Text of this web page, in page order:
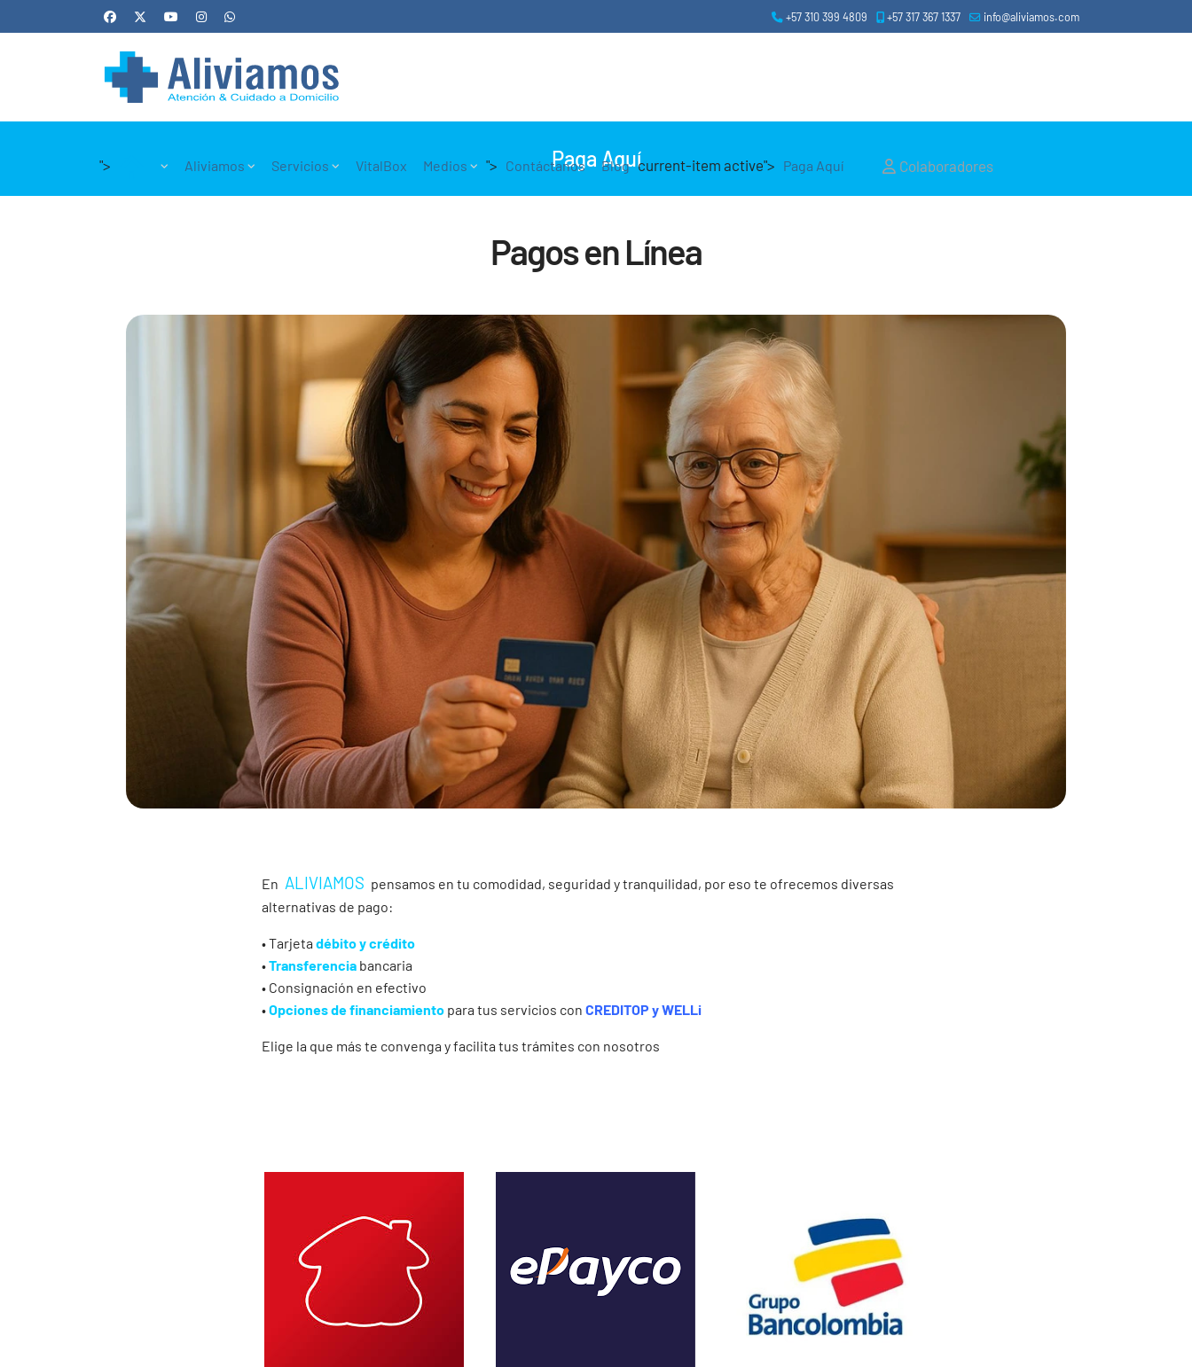
+57 310 399 4809 +57 317 367 1337 info@aliviamos.com
"> Aliviamos Servicios VitalBox Medios "> Contáctanos Blog current-item active"> Paga Aquí Colaboradores
Paga Aquí
Pagos en Línea
En ALIVIAMOS pensamos en tu comodidad, seguridad y tranquilidad, por eso te ofrecemos diversas
alternativas de pago:
• Tarjeta débito y crédito
•Transferenciabancaria
• Consignación en efectivo
•Opciones de financiamientopara tus servicios con CREDITOP y WELLi
Elige la que más te convenga y facilita tus trámites con nosotros